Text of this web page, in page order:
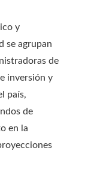
y
se agrupan
de
inversión y
país,
de
en la